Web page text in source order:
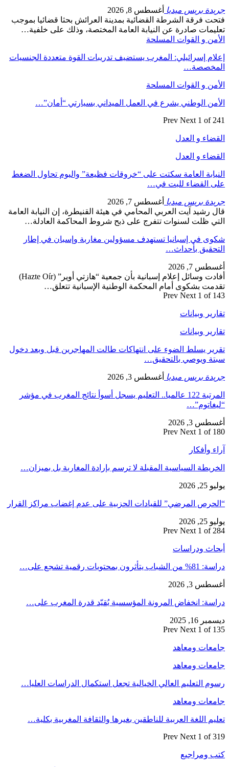
جريدة بريس ميديا أغسطس 8, 2026
فتحت فرقة الشرطة القضائية بمدينة العرائش بحثا قضائيا بموجب
تعليمات صادرة عن النيابة العامة المختصة، وذلك على خلفية…
الأمن و القوات المسلحة
إعلام إسرائيلي: المغرب يستضيف تدريبات القوة متعددة الجنسيات
المخصصة…
الأمن و القوات المسلحة
الأمن الوطني يشرع في العمل الميداني بسيارتي “أمان”…
Prev Next 1 of 241
القضاء و العدل
القضاء و العدل
النيابة العامة سكتت على “خروقات فظيعة” واليوم تحاول الضغط
على القضاء للبت في…
جريدة بريس ميديا أغسطس 7, 2026
قال رشيد آيت العربي المحامي في هيئة القنيطرة، إن النيابة العامة
التي ظلت لسنوات تتفرج على ذبح شروط المحاكمة العادلة…
شكوى في إسبانيا تستهدف مسؤولين مغاربة وإسبان في إطار
التحقيق بأحداث…
أغسطس 7, 2026
أفادت وسائل إعلام إسبانية بأن جمعية “هازتي أوير” (Hazte Oír)
تقدمت بشكوى أمام المحكمة الوطنية الإسبانية تتعلق…
Prev Next 1 of 143
تقارير وبيانات
تقارير وبيانات
تقرير يسلط الضوء على انتهاكات طالت المهاجرين قبل وبعد دخول
سبتة ويوصي بالتحقيق…
جريدة بريس ميديا أغسطس 3, 2026
المرتبة 122 عالميا.. التعليم يسجل أسوأ نتائج المغرب في مؤشر
“ليغاتوم”…
أغسطس 3, 2026
Prev Next 1 of 180
آراء وأفكار
الخريطة السياسية المقبلة لا ترسم بإرادة المغاربة بل بميزان…
يوليو 25, 2026
“الحرص المرضي” للقيادات الحزبية على عدم إغضاب مراكز القرار
يوليو 25, 2026
Prev Next 1 of 284
أبحاث ودراسات
دراسة: 81% من الشباب يتأثرون بمحتويات رقمية تشجع على…
أغسطس 3, 2026
دراسة: انخفاض المرونة المؤسسية يُقيّد قدرة المغرب على…
ديسمبر 16, 2025
Prev Next 1 of 135
جامعات ومعاهد
جامعات ومعاهد
رسوم التعليم العالي الخيالية تجعل استكمال الدراسات العليا…
جامعات ومعاهد
تعليم اللغة العربية للناطقين بغيرها والثقافة المغربية بكلية…
Prev Next 1 of 319
كتب ومراجيع